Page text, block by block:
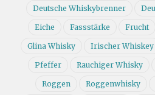
Deutsche Whiskybrenner
Eiche Fassstärke Frucht
Glina Whisky Irischer Whiskey
Pfeffer Rauchiger Whisky
Roggen Roggenwhisky